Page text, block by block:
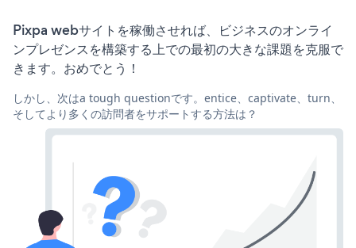
Pixpa webサイトを稼働させれば、ビジネスのオンライ
ンプレゼンスを構築する上での最初の大きな課題を克服で
きます。おめでとう！
しかし、次はa tough questionです。entice、captivate、turn、
そしてより多くの訪問者をサポートする方法は？